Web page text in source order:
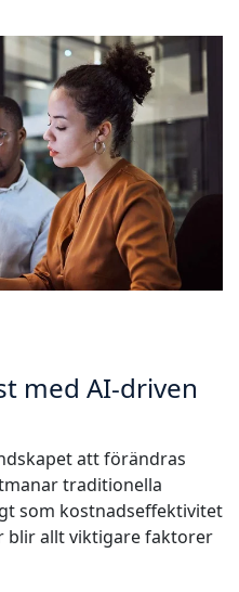
med AI-driven
att förändras
traditionella
som kostnadseffektivitet
blir allt viktigare faktorer